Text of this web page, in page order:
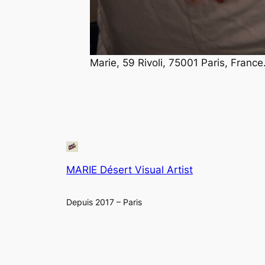
Marie, 59 Rivoli, 75001 Paris,
MARIE Désert Visual Artist
Depuis 2017 – Paris